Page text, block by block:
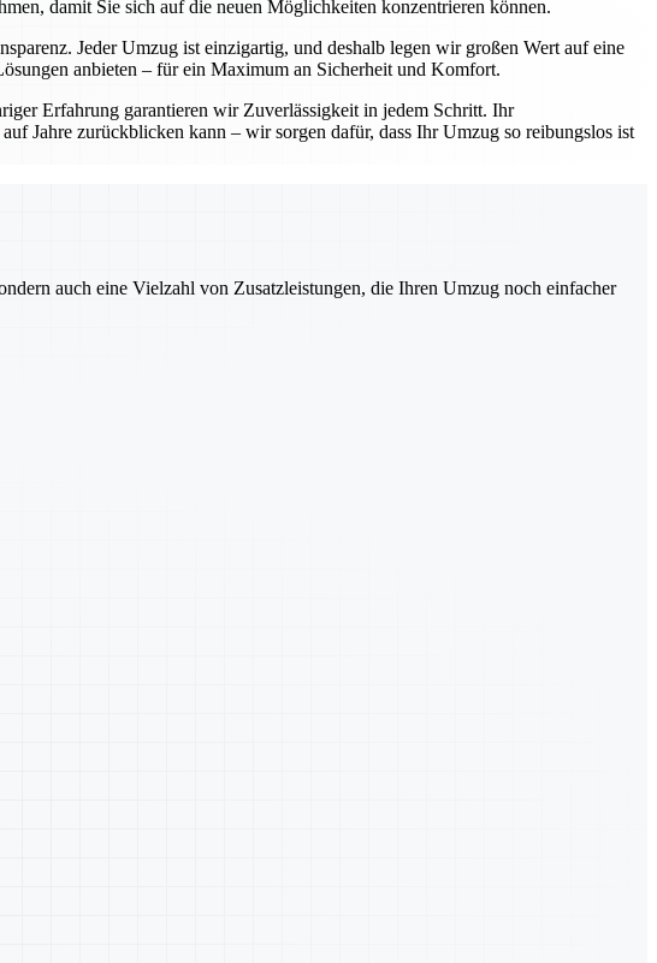
damit Sie sich auf die neuen Möglichkeiten konzentrieren können.
Jeder Umzug ist einzigartig, und deshalb legen wir großen Wert auf eine
anbieten – für ein Maximum an Sicherheit und Komfort.
Erfahrung garantieren wir Zuverlässigkeit in jedem Schritt. Ihr
Jahre zurückblicken kann – wir sorgen dafür, dass Ihr Umzug so reibungslos ist
auch eine Vielzahl von Zusatzleistungen, die Ihren Umzug noch einfacher